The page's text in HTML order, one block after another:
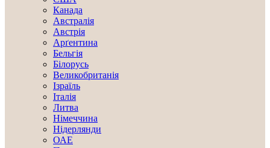
Канада
Австралія
Австрія
Арґентина
Бельгія
Білорусь
Великобританія
Ізраїль
Італія
Литва
Німеччина
Нідерлянди
ОАЕ